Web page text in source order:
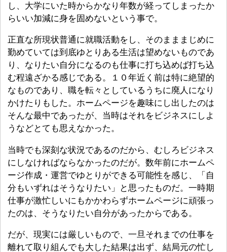
し、大学にいた時からかなり年数が経ってしまったか
らいい加減に身を固めないという事で。
正直な所現状普通に就職活動をし、そのまままじめに
勤めていては到底ゆとりある生活は望めないものであ
り、なりたい自分になるのも仕事に打ち込めば打ち込
む程遠ざかる感じである。１０年近く前は特に絶望的
なものであり、職を転々としているうちに廃人になり
かけたりもした。ホームページを趣味にし出したのは
そんな最中であったが、当時はそれをビジネスにしよ
うなどとても思えなかった。
当時でも深刻な状況であるのだから、むしろビジネス
にしなければならなかったのだが。数年前にホームペ
ージ作成・運営でゆとりができる可能性を感じ、「自
分もいずれはそうなりたい」と思ったものだ。一時期
仕事が激忙しいにもかかわらずホームページに頑張っ
たのは、そうなりたい自分があったからである。
だが、現実には厳しいもので、一旦それまでの仕事を
離れて取り組んでも大した結果は出ず、結局元の忙し